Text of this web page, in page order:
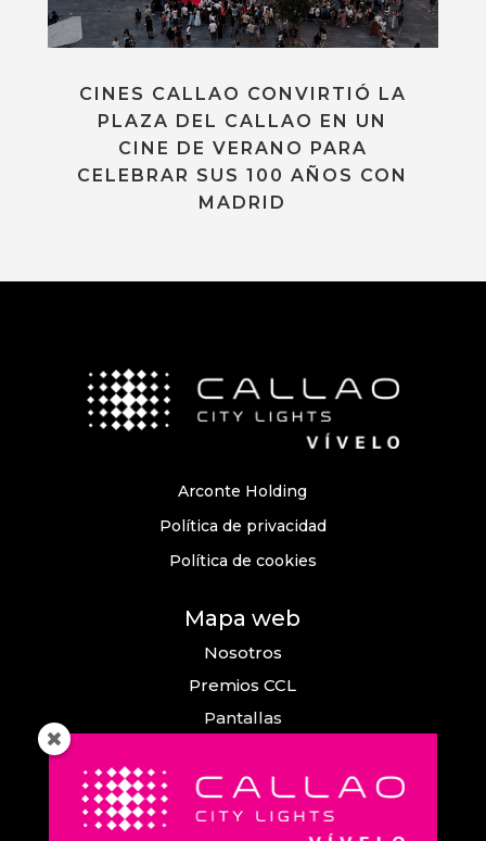
CINES CALLAO CONVIRTIÓ LA
PLAZA DEL CALLAO EN UN
CINE DE VERANO PARA
CELEBRAR SUS 100 AÑOS CON
MADRID
Arconte Holding
Política de privacidad
Política de cookies
Mapa web
Nosotros
Premios CCL
Pantallas
Comunicación
Callao City Arts